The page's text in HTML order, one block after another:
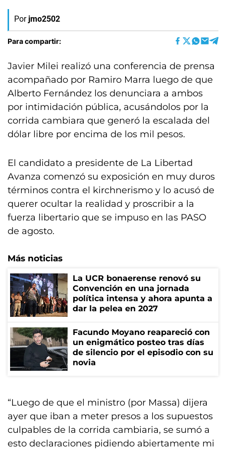
Por jmo2502
Para compartir:
Javier Milei realizó una conferencia de prensa
acompañado por Ramiro Marra luego de que
Alberto Fernández los denunciara a ambos
por intimidación pública, acusándolos por la
corrida cambiara que generó la escalada del
dólar libre por encima de los mil pesos.
El candidato a presidente de La Libertad
Avanza comenzó su exposición en muy duros
términos contra el kirchnerismo y lo acusó de
querer ocultar la realidad y proscribir a la
fuerza libertario que se impuso en las PASO
de agosto.
Más noticias
La UCR bonaerense renovó su
Convención en una jornada
política intensa y ahora apunta a
dar la pelea en 2027
Facundo Moyano reapareció con
un enigmático posteo tras días
de silencio por el episodio con su
novia
“Luego de que el ministro (por Massa) dijera
ayer que iban a meter presos a los supuestos
culpables de la corrida cambiaria, se sumó a
esto declaraciones pidiendo abiertamente mi